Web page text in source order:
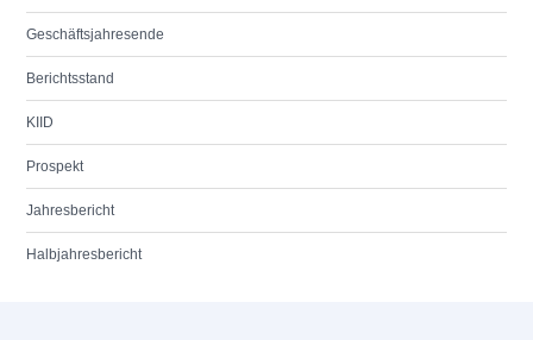
Geschäftsjahresende
Berichtsstand
KIID
Prospekt
Jahresbericht
Halbjahresbericht